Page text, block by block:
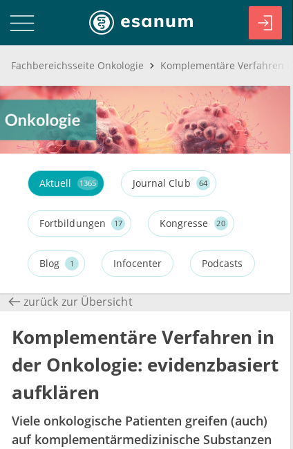
Fachbereichsseite Onkologie
Aktuell 1365 Journal Club 64
Fortbildungen 17 Kongresse 20
Blog 1 Infocenter Podcasts
zurück zur Übersicht
Komplementäre Verfahren in
der Onkologie: evidenzbasiert
aufklären
Viele onkologische Patienten greifen (auch)
auf komplementärmedizinische Substanzen